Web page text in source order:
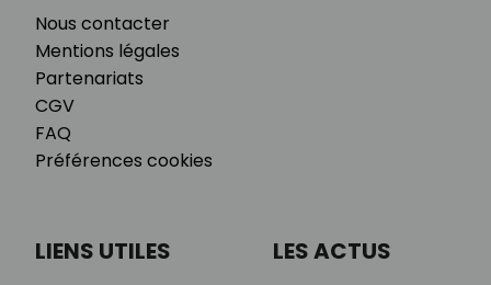
Nous contacter
Mentions légales
Partenariats
CGV
FAQ
Préférences cookies
LIENS UTILES LES ACTUS